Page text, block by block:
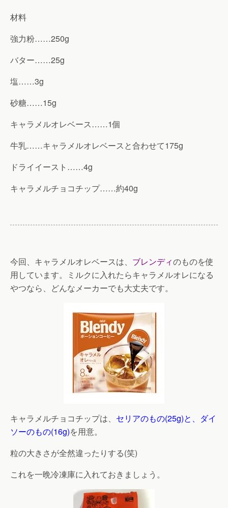
材料
強力粉……250g
バター……25g
塩……3g
砂糖……15g
キャラメルオレベース……1個
牛乳……キャラメルオレベースと合わせて175g
ドライイースト……4g
キャラメルチョコチップ……約40g
今回、キャラメルオレベースは、 ブレンディのものを使
用しています。ミルクに入れたらキャラメルオレになる
やつなら、どんなメーカーでも大丈夫です。
キャラメルチョコチップは、 セリアのもの(25g)と、ダイ
ソーのもの(16g)を用意。
粒の大きさが全然違ったりする(笑)
これを一晩冷凍庫に入れておきましょう。